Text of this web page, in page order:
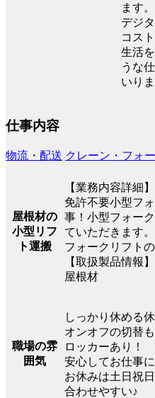
ます。
デジ
コス
生活
うな
いりま
仕事内容
物流・配送 クレーン・フォ
屋根材の
小型リフ
ト運搬
【業務内容詳細】
免許不要小型フ
事！小型フォー
ていただきます。
フォークリフト
【取扱製品情報】
屋根材
職場の雰
囲気
しっかり休める
オンオフの切替
ロッカーあり！
安心してお仕事
お休みは土日祝
合わせやすい♪